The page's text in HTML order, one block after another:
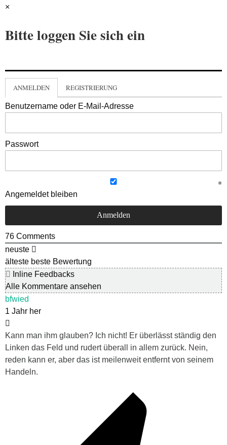
×
Bitte loggen Sie sich ein
ANMELDEN REGISTRIERUNG
Benutzername oder E-Mail-Adresse
Passwort
Angemeldet bleiben
76 Comments
neuste
älteste beste Bewertung
Inline Feedbacks
Alle Kommentare ansehen
bfwied
1 Jahr her
Kann man ihm glauben? Ich nicht! Er überlässt ständig den
Linken das Feld und rudert überall in allem zurück. Nein,
reden kann er, aber das ist meilenweit entfernt von seinem
Handeln.